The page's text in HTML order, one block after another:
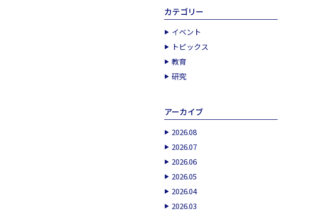
カテゴリー
イベント
トピックス
教育
研究
アーカイブ
2026.08
2026.07
2026.06
2026.05
2026.04
2026.03